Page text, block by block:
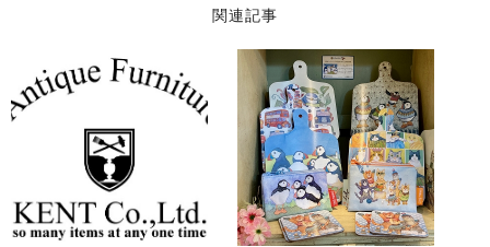
関連記事